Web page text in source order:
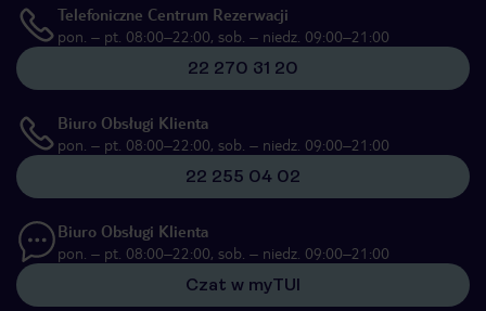
Telefoniczne Centrum Rezerwacji
pon. – pt. 08:00–22:00, sob. – niedz. 09:00–21:00
22 270 31 20
Biuro Obsługi Klienta
pon. – pt. 08:00–22:00, sob. – niedz. 09:00–21:00
22 255 04 02
Biuro Obsługi Klienta
pon. – pt. 08:00–22:00, sob. – niedz. 09:00–21:00
Czat w myTUI